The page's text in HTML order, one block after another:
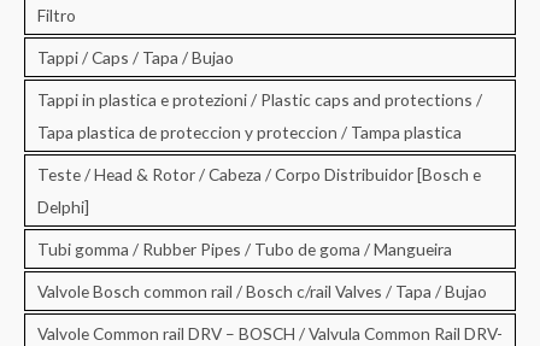
Filtro
Tappi / Caps / Tapa / Bujao
Tappi in plastica e protezioni / Plastic caps and protections /
Tapa plastica de proteccion y proteccion / Tampa plastica
Teste / Head & Rotor / Cabeza / Corpo Distribuidor [Bosch e
Delphi]
Tubi gomma / Rubber Pipes / Tubo de goma / Mangueira
Valvole Bosch common rail / Bosch c/rail Valves / Tapa / Bujao
Valvole Common rail DRV – BOSCH / Valvula Common Rail DRV-